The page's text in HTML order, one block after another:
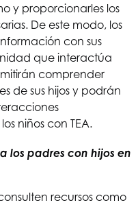
y proporcionarles los
De este modo, los
con sus
que interactúa
comprender
de sus hijos y podrán
niños con TEA.
los padres con hijos en
recursos como